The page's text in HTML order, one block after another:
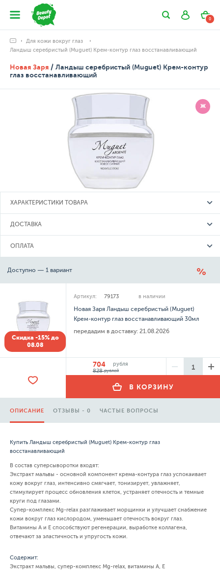
0
Для кожи вокруг глаз
Ландыш серебристый (Muguet) Крем-контур глаз восстанавливающий
Новая Заря / Ландыш серебристый (Muguet) Крем-контур
глаз восстанавливающий
Ж
ХАРАКТЕРИСТИКИ ТОВАРА
ДОСТАВКА
ОПЛАТА
Доступно — 1 вариант
Скидка -15% до
08.08
Артикул: 79173 в наличии
Новая Заря Ландыш серебристый (Muguet)
Крем-контур глаз восстанавливающий 30мл
передадим в доставку: 21.08.2026
704
рубля
828рублей
В КОРЗИНУ
ОПИСАНИЕ ОТЗЫВЫ - 0 ЧАСТЫЕ ВОПРОСЫ
Купить Ландыш серебристый (Muguet) Крем-контур глаз
восстанавливающий
В состав суперсыворотки входят:
Экстракт мальвы - основной компонент крема-контура глаз успокаивает
кожу вокруг глаз, интенсивно смягчает, тонизирует, увлажняет,
стимулирует процесс обновления клеток, устраняет отечность и темные
круги под глазами.
Супер-комплекс Mg-relax разглаживает морщинки и улучшает снабжение
кожи вокруг глаз кислородом, уменьшает отечность вокруг глаз.
Витамины А и Е способствуют регенерации, выработке коллагена,
отвечают за эластичность и упругость кожи.
Содержит:
Экстракт мальвы, супер-комплекс Mg-relax, витамины А, Е